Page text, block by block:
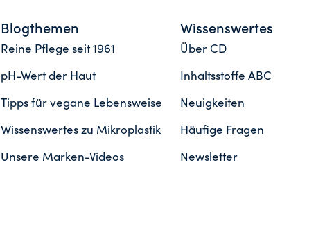
Blogthemen
Reine Pflege seit 1961
pH-Wert der Haut
Tipps für vegane Lebensweise
Wissenswertes zu Mikroplastik
Unsere Marken-Videos
Wissenswertes
Über CD
Inhaltsstoffe ABC
Neuigkeiten
Häufige Fragen
Newsletter